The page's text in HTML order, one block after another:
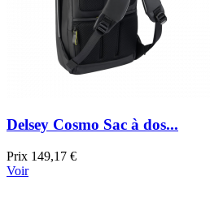
Delsey Cosmo Sac à dos...
Prix 149,17 €
Voir